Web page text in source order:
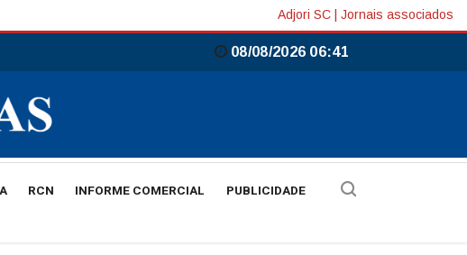
Adjori SC Jornais associados
08/08/2026 06:41
RCN INFORME COMERCIAL PUBLICIDADE